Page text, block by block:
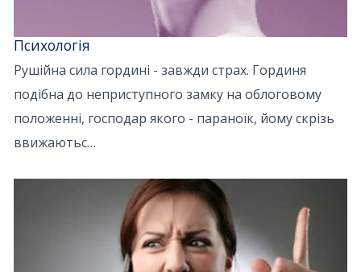
Психологія
Рушійна сила гордині - завжди страх. Гординя
подібна до неприступного замку на облоговому
положенні, господар якого - параноїк, йому скрізь
ввижаютьс…